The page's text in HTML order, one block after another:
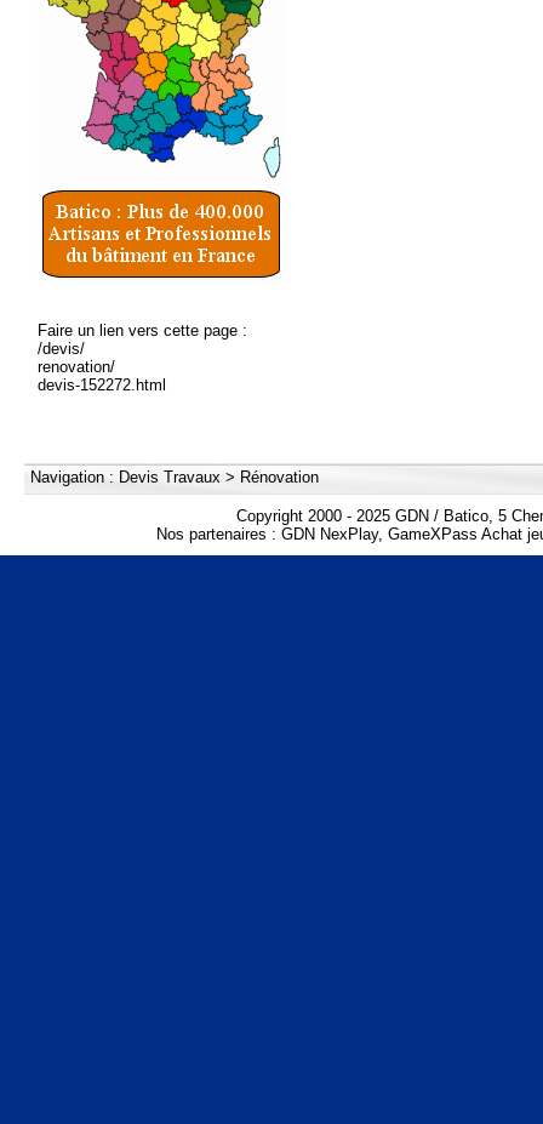
Faire un lien vers cette page :
/devis/
renovation/
devis-152272.html
Navigation : Devis Travaux > Rénovation
Copyright 2000 - 2025 GDN / Batico, 5
Nos partenaires : GDN NexPlay, GameXPass Achat